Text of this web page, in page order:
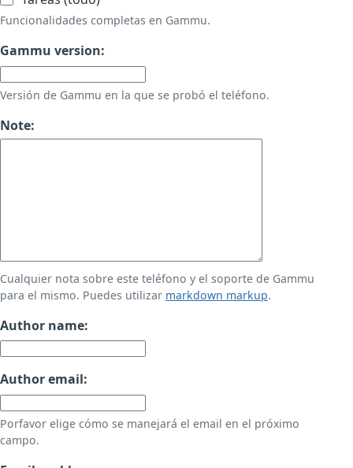
Funcionalidades completas en Gammu.
Gammu version:
Versión de Gammu en la que se probó el teléfono.
Note:
Cualquier nota sobre este teléfono y el soporte de Gammu
para el mismo. Puedes utilizar markdown markup.
Author name:
Author email:
Porfavor elige cómo se manejará el email en el próximo
campo.